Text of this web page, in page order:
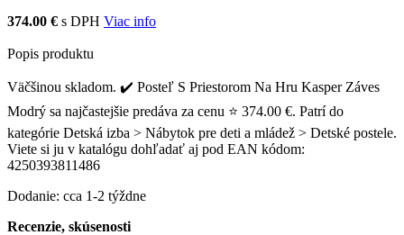
374.00 € s DPH Viac info
Popis produktu
Väčšinou skladom. ✔️ Posteľ S Priestorom Na Hru Kasper Záves
Modrý sa najčastejšie predáva za cenu ⭐ 374.00 €. Patrí do
kategórie Detská izba > Nábytok pre deti a mládež > Detské postele.
Viete si ju v katalógu dohľadať aj pod EAN kódom:
4250393811486
Dodanie: cca 1-2 týždne
Recenzie, skúsenosti